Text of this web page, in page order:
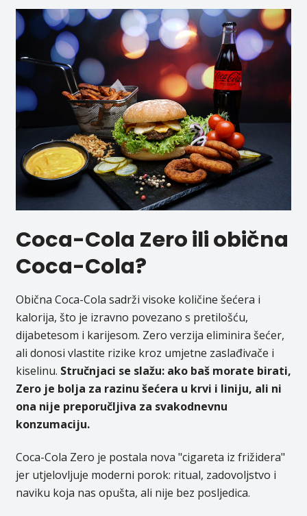
Coca-Cola Zero ili obična
Coca-Cola?
Obična Coca-Cola sadrži visoke količine šećera i
kalorija, što je izravno povezano s pretilošću,
dijabetesom i karijesom. Zero verzija eliminira šećer,
ali donosi vlastite rizike kroz umjetne zaslađivače i
kiselinu. Stručnjaci se slažu: ako baš morate birati,
Zero je bolja za razinu šećera u krvi i liniju, ali ni
ona nije preporučljiva za svakodnevnu
konzumaciju.
Coca-Cola Zero je postala nova "cigareta iz frižidera"
jer utjelovljuje moderni porok: ritual, zadovoljstvo i
naviku koja nas opušta, ali nije bez posljedica.